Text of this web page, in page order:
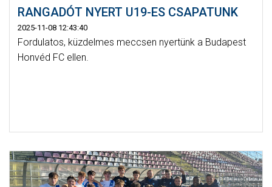
RANGADÓT NYERT U19-ES CSAPATUNK
2025-11-08 12:43:40
Fordulatos, küzdelmes meccsen nyertünk a Budapest
Honvéd FC ellen.